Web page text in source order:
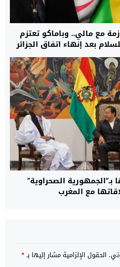
مع مالي.. وباماكو تعتزم
بعد إنهاء اتفاق الجزائر
بـ”الجمهورية الصحراوية”
مع المغرب
الحقول الإلزامية مشار إليها بـ*